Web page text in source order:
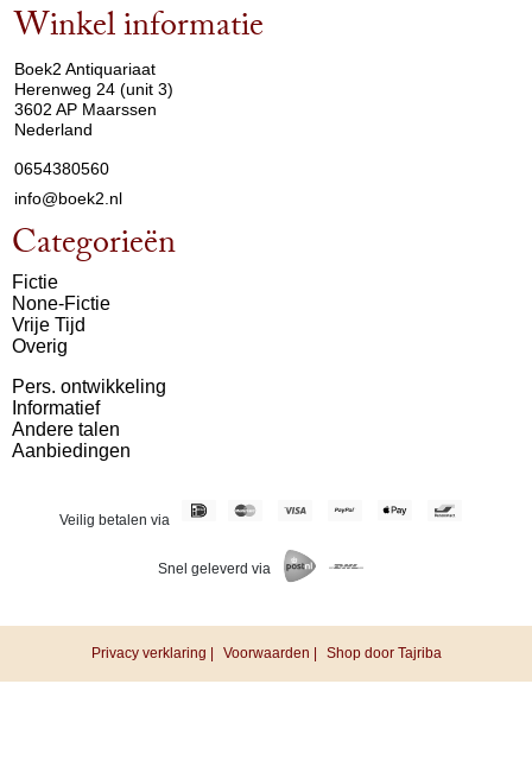
Winkel informatie
Boek2 Antiquariaat
Herenweg 24 (unit 3)
3602 AP Maarssen
Nederland
0654380560
info@boek2.nl
Categorieën
Fictie
None-Fictie
Vrije Tijd
Overig
Pers. ontwikkeling
Informatief
Andere talen
Aanbiedingen
Veilig betalen via
Snel geleverd via
Privacy verklaring | Voorwaarden | Shop door Tajriba